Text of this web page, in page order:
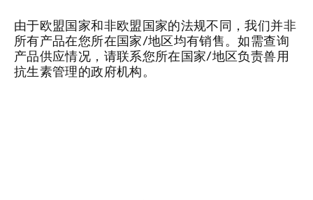
由于欧盟国家和非欧盟国家的法规不同，我们并非
所有产品在您所在国家/地区均有销售。如需查询
产品供应情况，请联系您所在国家/地区负责兽用
抗生素管理的政府机构。